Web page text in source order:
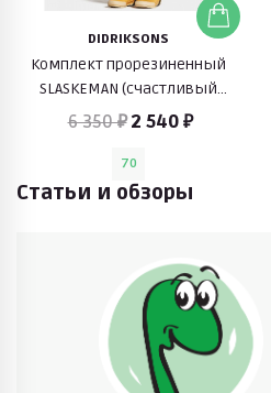
DIDRIKSONS
Комплект прорезиненный
SLASKEMAN (счастливый
апельсин)
6 350 ₽ 2 540 ₽
70
Статьи и обзоры